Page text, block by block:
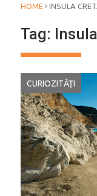
HOME › INSULA
Tag:
CURIOZITĂŢI